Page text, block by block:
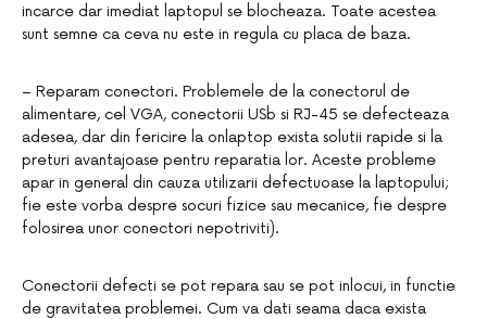
incarce dar imediat laptopul se blocheaza. Toate acestea
sunt semne ca ceva nu este in regula cu placa de baza.
– Reparam conectori. Problemele de la conectorul de
alimentare, cel VGA, conectorii USb si RJ-45 se defecteaza
adesea, dar din fericire la onlaptop exista solutii rapide si la
preturi avantajoase pentru reparatia lor. Aceste probleme
apar in general din cauza utilizarii defectuoase la laptopului;
fie este vorba despre socuri fizice sau mecanice, fie despre
folosirea unor conectori nepotriviti).
Conectorii defecti se pot repara sau se pot inlocui, in functie
de gravitatea problemei. Cum va dati seama daca exista